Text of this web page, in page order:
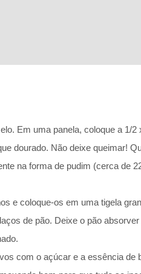
Em uma panela, coloque a 1/
dourado. Não deixe queimar!
na forma de pudim (cerca de
e coloque-os em uma tigela
de pão. Deixe o pão
com o açúcar e a essência de